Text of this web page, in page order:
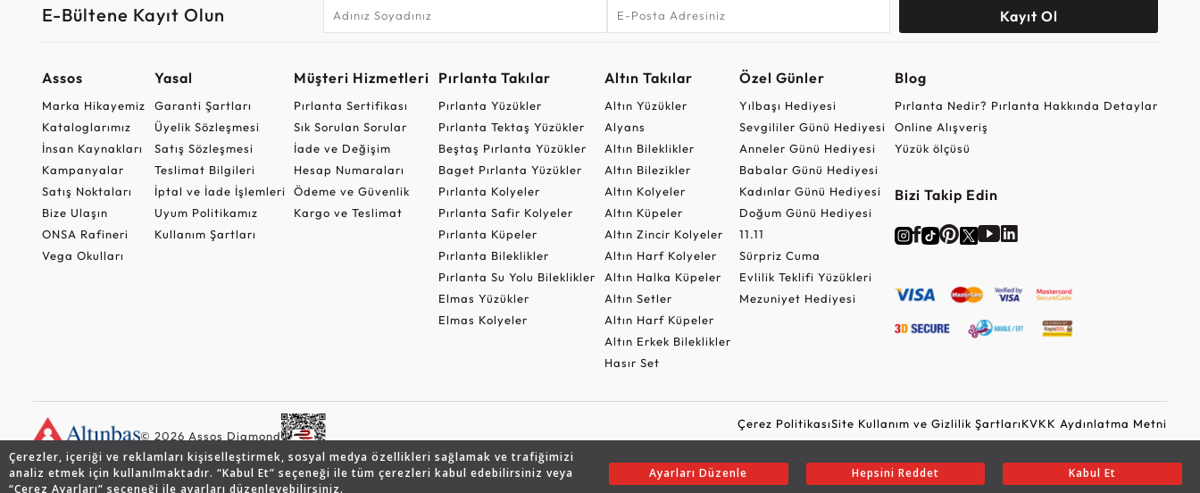
Çerezler, içeriği ve reklamları kişiselleştirmek, sosyal medya özellikleri sağlamak ve trafiğimizi
analiz etmek için kullanılmaktadır. “Kabul Et” seçeneği ile tüm çerezleri kabul edebilirsiniz veya
“Çerez Ayarları” seçeneği ile ayarları düzenleyebilirsiniz.
Ayarları Düzenle Hepsini Reddet Kabul Et
E-Bültene Kayıt Olun Kayıt Ol
Assos
Marka Hikayemiz
Kataloglarımız
İnsan Kaynakları
Kampanyalar
Satış Noktaları
Bize Ulaşın
ONSA Rafineri
Vega Okulları
Yasal
Garanti Şartları
Üyelik Sözleşmesi
Satış Sözleşmesi
Teslimat Bilgileri
İptal ve İade İşlemleri
Uyum Politikamız
Kullanım Şartları
Müşteri Hizmetleri
Pırlanta Sertifikası
Sık Sorulan Sorular
İade ve Değişim
Hesap Numaraları
Ödeme ve Güvenlik
Kargo ve Teslimat
Pırlanta Takılar
Pırlanta Yüzükler
Pırlanta Tektaş Yüzükler
Beştaş Pırlanta Yüzükler
Baget Pırlanta Yüzükler
Pırlanta Kolyeler
Pırlanta Safir Kolyeler
Pırlanta Küpeler
Pırlanta Bileklikler
Pırlanta Su Yolu Bileklikler
Elmas Yüzükler
Elmas Kolyeler
Altın Takılar
Altın Yüzükler
Alyans
Altın Bileklikler
Altın Bilezikler
Altın Kolyeler
Altın Küpeler
Altın Zincir Kolyeler
Altın Harf Kolyeler
Altın Halka Küpeler
Altın Setler
Altın Harf Küpeler
Altın Erkek Bileklikler
Hasır Set
Özel Günler
Yılbaşı Hediyesi
Sevgililer Günü Hediyesi
Anneler Günü Hediyesi
Babalar Günü Hediyesi
Kadınlar Günü Hediyesi
Doğum Günü Hediyesi
11.11
Sürpriz Cuma
Evlilik Teklifi Yüzükleri
Mezuniyet Hediyesi
Blog
Pırlanta Nedir? Pırlanta Hakkında Detaylar
Online Alışveriş
Yüzük ölçüsü
Bizi Takip Edin
© 2026 Assos Diamond
Çerez PolitikasıSite Kullanım ve Gizlilik ŞartlarıKVKK Aydınlatma Metni